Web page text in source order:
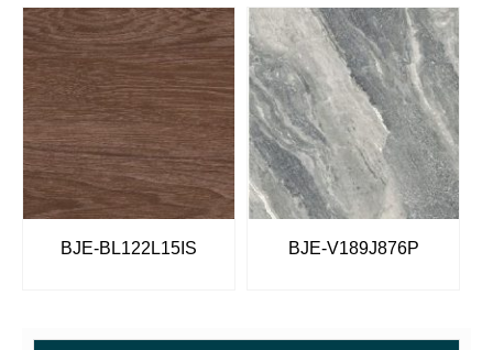
BJE-BL122L15IS BJE-V189J876P